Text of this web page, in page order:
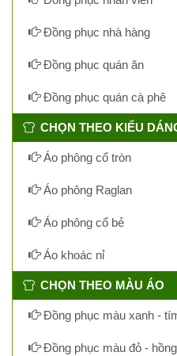
Đồng phục nhà hàng
Đồng phục quán ăn
Đồng phục quán cà phê
CHỌN THEO KIỂU
Áo phông cổ tròn
Áo phông Raglan
Áo phông cổ bẻ
Áo khoác nỉ
CHỌN THEO MÀU ÁO
Đồng phục màu xanh -
Đồng phục màu đỏ - hồng